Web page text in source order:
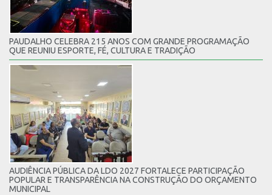
PAUDALHO CELEBRA 215 ANOS COM GRANDE PROGRAMAÇÃO
QUE REUNIU ESPORTE, FÉ, CULTURA E TRADIÇÃO
AUDIÊNCIA PÚBLICA DA LDO 2027 FORTALECE PARTICIPAÇÃO
POPULAR E TRANSPARÊNCIA NA CONSTRUÇÃO DO ORÇAMENTO
MUNICIPAL